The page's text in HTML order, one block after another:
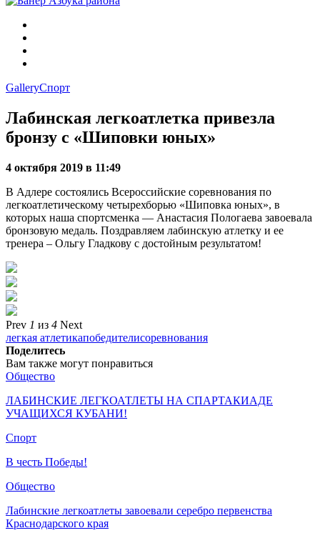
GalleryСпорт
Лабинская легкоатлетка привезла
бронзу с «Шиповки юных»
4 октября 2019 в 11:49
В Адлере состоялись Всероссийские соревнования по
легкоатлетическому четырехборью «Шиповка юных», в
которых наша спортсменка — Анастасия Пологаева завоевала
бронзовую медаль. Поздравляем лабинскую атлетку и ее
тренера – Ольгу Гладкову с достойным результатом!
Prev 1 из 4 Next
легкая атлетикапобедителисоревнования
Поделитесь
Вам также могут понравиться
Общество
ЛАБИНСКИЕ ЛЕГКОАТЛЕТЫ НА СПАРТАКИАДЕ
УЧАЩИХСЯ КУБАНИ!
Спорт
В честь Победы!
Общество
Лабинские легкоатлеты завоевали серебро первенства
Краснодарского края